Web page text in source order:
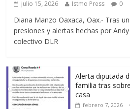
julio 15, 2026 Istmo Press 0
Diana Manzo Oaxaca, Oax.- Tras
presiones y alertas hechas por
colectivo DLR
Alerta diputada
familia tras
casa
febrero 7, 2026